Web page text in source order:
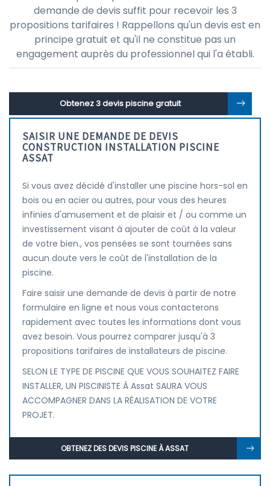
demande de devis suffit pour recevoir les 3
propositions tarifaires ! Rappellons qu'un devis est en
principe gratuit et qu'il ne constitue pas un
engagement auprès du professionnel qui l'a établi.
Obtenez 3 devis piscine gratuit
SAISIR UNE DEMANDE DE DEVIS
CONSTRUCTION INSTALLATION PISCINE
ASSAT
Si vous avez décidé d'installer une piscine hors-sol en
bois ou en acier ou autres, pour vous des heures
infinies d'amusement et de plaisir et / ou comme un
investissement visant à ajouter de coût à la valeur
de votre bien., vos pensées se sont tournées sans
aucun doute vers le coût de l'installation de la
piscine.
Faire saisir une demande de devis à partir de notre
formulaire en ligne et nous vous contacterons
rapidement avec toutes les informations dont vous
avez besoin. Vous pourrez comparer jusqu'à 3
propositions tarifaires de installateurs de piscine.
SELON LE TYPE DE PISCINE QUE VOUS SOUHAITEZ FAIRE
INSTALLER, UN PISCINISTE À Assat SAURA VOUS
ACCOMPAGNER DANS LA RÉALISATION DE VOTRE
PROJET.
OBTENEZ DES DEVIS PISCINE À ASSAT